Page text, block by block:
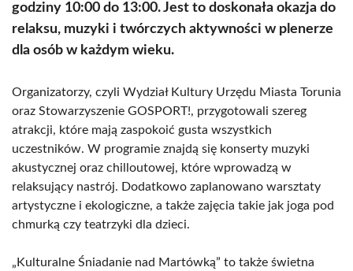
godziny 10:00 do 13:00. Jest to doskonała okazja do
relaksu, muzyki i twórczych aktywności w plenerze
dla osób w każdym wieku.
Organizatorzy, czyli Wydział Kultury Urzędu Miasta Torunia
oraz Stowarzyszenie GOSPORT!, przygotowali szereg
atrakcji, które mają zaspokoić gusta wszystkich
uczestników. W programie znajdą się konserty muzyki
akustycznej oraz chilloutowej, które wprowadzą w
relaksujący nastrój. Dodatkowo zaplanowano warsztaty
artystyczne i ekologiczne, a także zajęcia takie jak joga pod
chmurką czy teatrzyki dla dzieci.
„Kulturalne Śniadanie nad Martówką” to także świetna